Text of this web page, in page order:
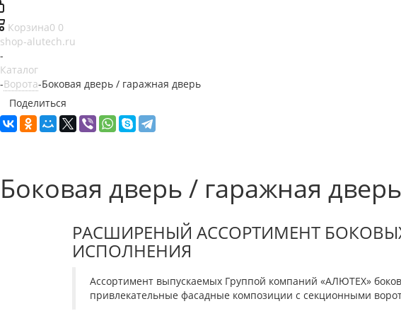
Корзина0 0
shop-alutech.ru
-
Каталог
-Ворота-Боковая дверь / гаражная дверь
Поделиться
Боковая дверь / гаражная дверь
РАСШИРЕНЫЙ АССОРТИМЕНТ
ИСПОЛНЕНИЯ
Ассортимент выпускаемых Группой компаний «АЛЮТЕХ»
привлекательные фасадные композиции с секционными